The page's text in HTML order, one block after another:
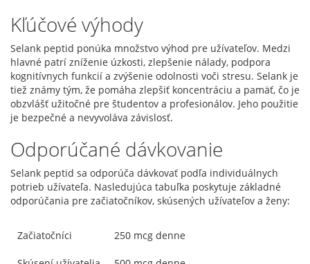
Kľúčové výhody
Selank peptid ponúka množstvo výhod pre užívateľov. Medzi
hlavné patrí zníženie úzkosti, zlepšenie nálady, podpora
kognitívnych funkcií a zvýšenie odolnosti voči stresu. Selank je
tiež známy tým, že pomáha zlepšiť koncentráciu a pamäť, čo je
obzvlášť užitočné pre študentov a profesionálov. Jeho použitie
je bezpečné a nevyvoláva závislosť.
Odporúčané dávkovanie
Selank peptid sa odporúča dávkovať podľa individuálnych
potrieb užívateľa. Nasledujúca tabuľka poskytuje základné
odporúčania pre začiatočníkov, skúsených užívateľov a ženy:
Začiatočníci 250 mcg denne